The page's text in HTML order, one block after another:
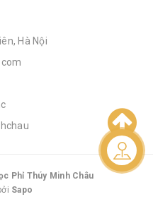
Hà Nội
Phỉ Thúy Minh Châu
Sapo
Liên hệ